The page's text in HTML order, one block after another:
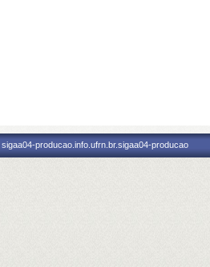
producao.info.ufrn.br.sigaa04-producao